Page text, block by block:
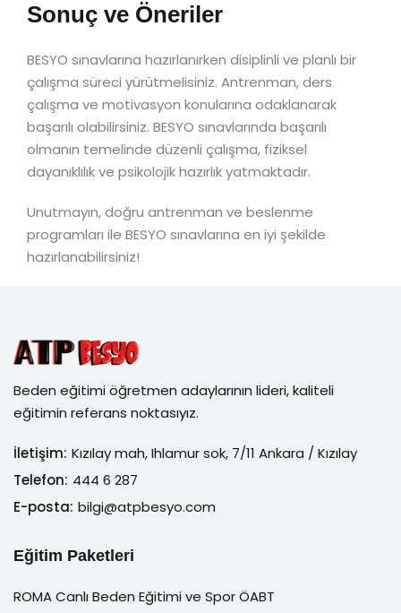
Sonuç ve Öneriler
BESYO sınavlarına hazırlanırken disiplinli ve planlı bir
çalışma süreci yürütmelisiniz. Antrenman, ders
çalışma ve motivasyon konularına odaklanarak
başarılı olabilirsiniz. BESYO sınavlarında başarılı
olmanın temelinde düzenli çalışma, fiziksel
dayanıklılık ve psikolojik hazırlık yatmaktadır.
Unutmayın, doğru antrenman ve beslenme
programları ile BESYO sınavlarına en iyi şekilde
hazırlanabilirsiniz!
Beden eğitimi öğretmen adaylarının lideri, kaliteli
eğitimin referans noktasıyız.
İletişim: Kızılay mah, Ihlamur sok, 7/11 Ankara / Kızılay
Telefon: 444 6 287
E-posta: bilgi@atpbesyo.com
Eğitim Paketleri
ROMA Canlı Beden Eğitimi ve Spor ÖABT